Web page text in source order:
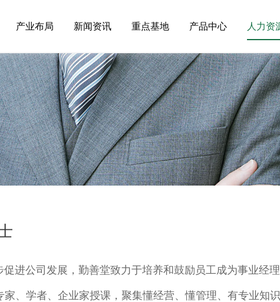
产业布局 新闻资讯 重点基地 产品中心 人力资
公司发展，勤善堂致力于培养和鼓励员工成为事业经
家、学者、企业家授课，聚集懂经营、懂管理、有专业知